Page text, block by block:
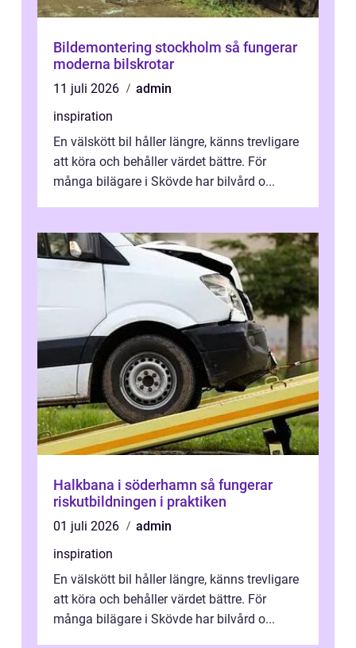
Bildemontering stockholm så fungerar
moderna bilskrotar
11 juli 2026
admin
inspiration
En välskött bil håller längre, känns trevligare
att köra och behåller värdet bättre. För
många bilägare i Skövde har bilvård o...
Halkbana i söderhamn så fungerar
riskutbildningen i praktiken
01 juli 2026
admin
inspiration
En välskött bil håller längre, känns trevligare
att köra och behåller värdet bättre. För
många bilägare i Skövde har bilvård o...